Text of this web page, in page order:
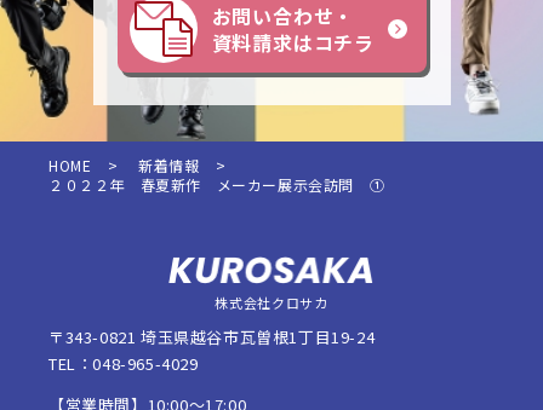
お問い合わせ・
資料請求はコチラ
HOME > 新着情報
>
２０２２年 春夏新作 メーカー展示会訪問 ①
株式会社クロサカ
〒343-0821 埼玉県越谷市瓦曽根1丁目19-24
TEL：048-965-4029
【営業時間】10:00〜17:00